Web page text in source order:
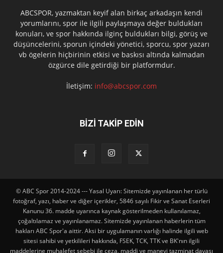
ABCSPOR, yazmaktan keyif alan birkaç arkadaşın kendi
yorumlarını, spor ile ilgili paylaşmaya değer buldukları
konuları, ve spor hakkında ilginç buldukları bilgi, görüş ve
düşüncelerini, sporun içindeki yönetici, sporcu, spor yazarı
vb ögelerin hiçbirinin etkisi ve baskısı altında kalmadan
özgürce dile getirdiği bir platformdur.
İletişim: info@abcspor.com
BİZİ TAKİP EDİN
© ABC Spor 2014-2024 --- Yasal Uyarı: Sitemizde yayınlanan her türlü
fotoğraf, yazı, haber ve diğer içerikler, 5846 sayılı Fikir ve Sanat Eserleri
Kanunu 36. madde uyarınca kaynak gösterilmeden kullanılamaz,
çoğaltılamaz ve yayınlanamaz. Sitemizde yayınlanan haberlerin tüm
hakları ABC Spor'a aittir. Aksi bir uygulamanın varlığı halinde ilgili web
sitesi sahibi ve yetkilileri hakkında, FSEK, TCK, TTK ve BK'nın ilgili
maddelerine muhalefet sebebi ile ceza, maddi ve manevi tazminat davası